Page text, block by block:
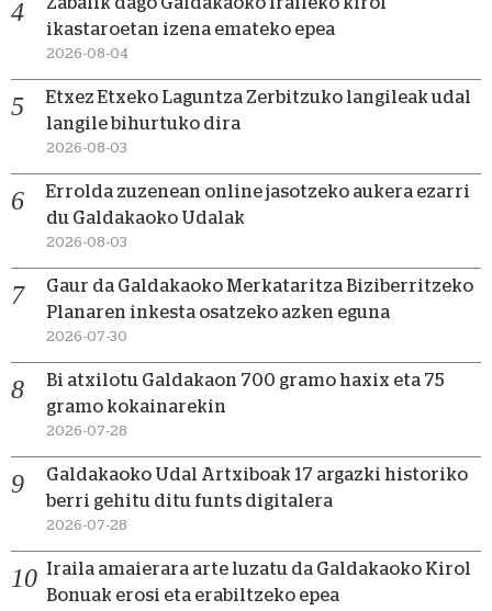
ikastaroetan izena emateko epea
2026-08-04
Etxez Etxeko Laguntza Zerbitzuko langileak udal
langile bihurtuko dira
2026-08-03
Errolda zuzenean online jasotzeko aukera ezarri
du Galdakaoko Udalak
2026-08-03
Gaur da Galdakaoko Merkataritza Biziberritzeko
Planaren inkesta osatzeko azken eguna
2026-07-30
Bi atxilotu Galdakaon 700 gramo haxix eta 75
gramo kokainarekin
2026-07-28
Galdakaoko Udal Artxiboak 17 argazki historiko
berri gehitu ditu funts digitalera
2026-07-28
Iraila amaierara arte luzatu da Galdakaoko Kirol
Bonuak erosi eta erabiltzeko epea